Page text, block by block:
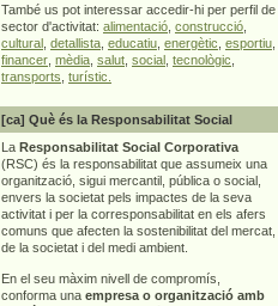
També us pot interessar accedir-hi per perfil de
sector d'activitat: alimentació construcció
cultural detallista educatiu energètic esportiu
financer mèdia salut social tecnològic
transports turístic.
[ca] Què és la Responsabilitat Social
La Responsabilitat Social Corporativa
(RSC) és la responsabilitat que assumeix una
organització, sigui mercantil, pública o social,
envers la societat pels impactes de la seva
activitat i per la corresponsabilitat en els afers
comuns que afecten la sostenibilitat del mercat,
de la societat i del medi ambient.
En el seu màxim nivell de compromís,
conforma una empresa o organització amb